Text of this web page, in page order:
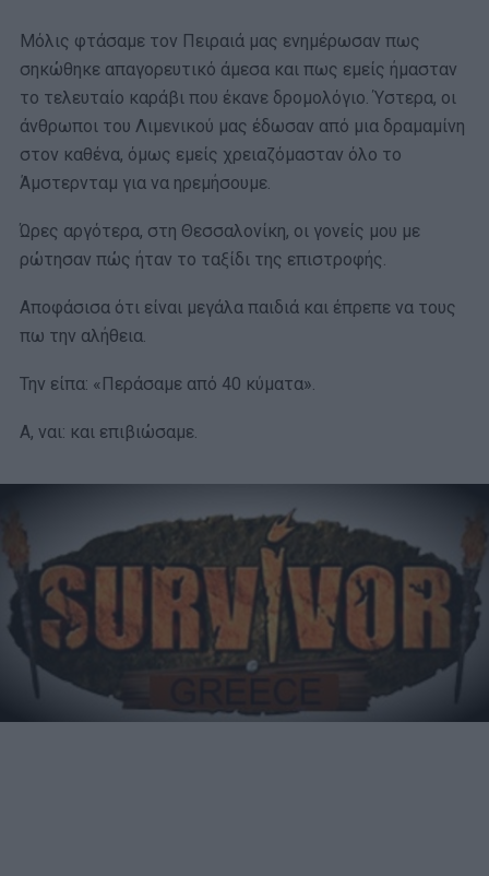
Μόλις φτάσαμε τον Πειραιά μας ενημέρωσαν πως
σηκώθηκε απαγορευτικό άμεσα και πως εμείς ήμασταν
το τελευταίο καράβι που έκανε δρομολόγιο. Ύστερα, οι
άνθρωποι του Λιμενικού μας έδωσαν από μια δραμαμίνη
στον καθένα, όμως εμείς χρειαζόμασταν όλο το
Άμστερνταμ για να ηρεμήσουμε.
Ώρες αργότερα, στη Θεσσαλονίκη, οι γονείς μου με
ρώτησαν πώς ήταν το ταξίδι της επιστροφής.
Αποφάσισα ότι είναι μεγάλα παιδιά και έπρεπε να τους
πω την αλήθεια.
Την είπα: «Περάσαμε από 40 κύματα».
Α, ναι: και επιβιώσαμε.